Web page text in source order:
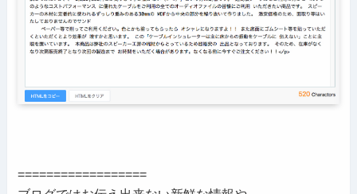
==================